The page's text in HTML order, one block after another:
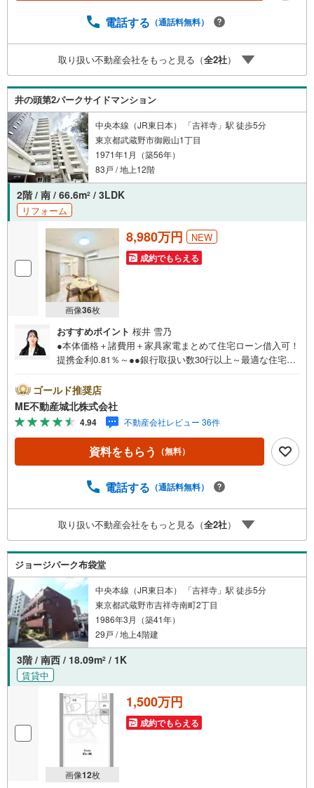
いつでも調整可能。ご指定の場所にお車でお迎えに上がり
ンのご相談 ○買換えのご相談 ○ご自宅査定のご相談 ○
弊社買取も行っております！
電話する （通話料無料）
取り扱い不動産会社をもっと見る（全2社）
井の頭第2パークサイドマンション
中央本線（JR東日本） 「吉祥寺」駅 徒歩5分
東京都武蔵野市御殿山1丁目
1971年1月（築56年）
83戸 / 地上12階
2階 / 南 / 66.6m2 / 3LDK
リフォーム
画像36枚
8,980万円 NEW
成約でもらえる
おすすめポイント 桜井 雪乃
●本体価格＋諸費用＋家具家電まとめて住宅ローン借入可！
提携金利0.81％～●●銀行取扱い数30行以上～最適な住宅ロ
多数ございます！（1）勤続年数1ヶ月（2）自己資金0円
（3）産休/育休/契約社員/派遣社員/アルバイト/パート/独
身/自営業/経営者（4）延滞、滞納、個信アウト対応可
（5）収入合算や親子ローン（6）金融機関の借入まとめ
等、家具、家電、引越し費用等おまとめローン（7）永住権
無、持病あり、持ち家残債有でも相談可能●3つの安心サポ
頂けます。2.FPソフトを使用しマイホーム購入の資金計
に安心を提案します。3.どんなに信用のある建築会社でも
ご自分の目で確認することは重要ですよね。弊社は特殊機
材を使用してインスペクションを実施します。
ゴールド推奨店
ME不動産城北株式会社
4.94 不動産会社レビュー 36件
資料をもらう （無料）
電話する （通話料無料）
取り扱い不動産会社をもっと見る（全2社）
ジョージパーク布袋堂
中央本線（JR東日本） 「吉祥寺」駅 徒歩5分
東京都武蔵野市吉祥寺南町2丁目
1986年3月（築41年）
29戸 / 地上4階建
3階 / 南西 / 18.09m2 / 1K
賃貸中
画像12枚
1,500万円
成約でもらえる